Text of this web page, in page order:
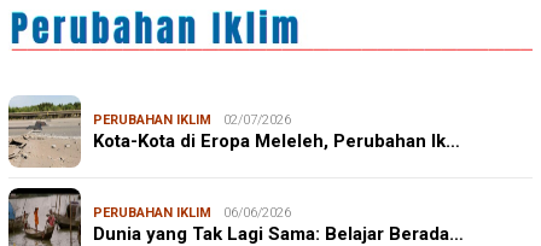
PERUBAHAN IKLIM 02/07/2026
Kota-Kota di Eropa Meleleh, Perubahan Ik…
PERUBAHAN IKLIM 06/06/2026
Dunia yang Tak Lagi Sama: Belajar Berada…